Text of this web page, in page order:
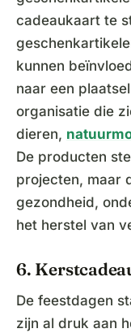
cadeaukaart te
kunnen
naar een
organisatie die
dieren,
De producten
projecten, maar
gezondheid,
het herstel van
6.
De feestdagen
zijn al druk aan